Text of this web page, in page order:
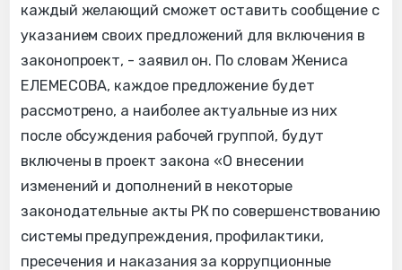
каждый желающий сможет оставить сообщение с
указанием своих предложений для включения в
законопроект, - заявил он. По словам Жениса
ЕЛЕМЕСОВА, каждое предложение будет
рассмотрено, а наиболее актуальные из них
после обсуждения рабочей группой, будут
включены в проект закона «О внесении
изменений и дополнений в некоторые
законодательные акты РК по совершенствованию
системы предупреждения, профилактики,
пресечения и наказания за коррупционные